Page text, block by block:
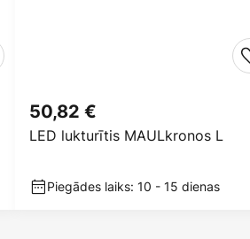
LED lukturītis MAULkronos L
50,82 €
Piegādes laiks: 10 - 15 dienas